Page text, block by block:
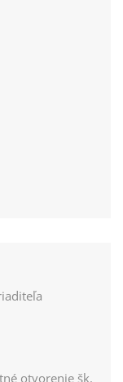
otvorenie šk.